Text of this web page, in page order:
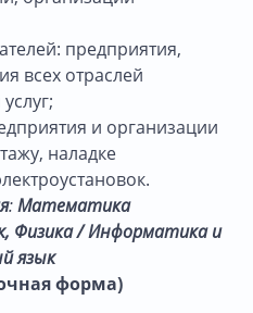
предприятия,
всех отраслей
и организации
наладке
:Математика
Физика / Информатика и
язык
форма)